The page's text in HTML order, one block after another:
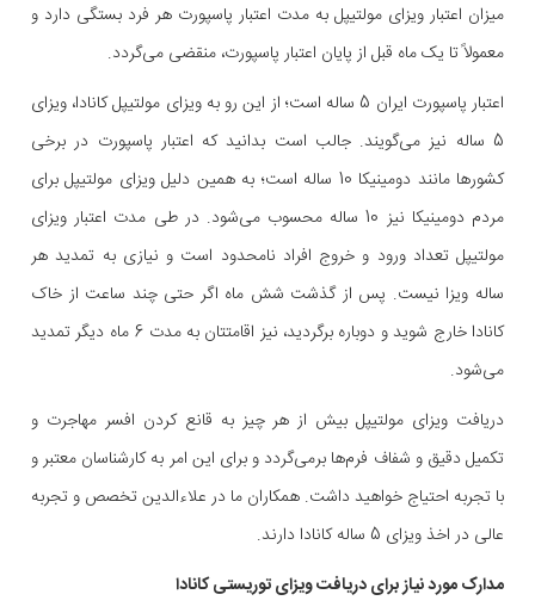
میزان اعتبار ویزای مولتیپل به مدت اعتبار پاسپورت هر فرد بستگی دارد و
معمولاً تا یک ماه قبل از پایان اعتبار پاسپورت، منقضی می‌گردد.
اعتبار پاسپورت ایران 5 ساله است؛ از این رو به ویزای مولتیپل کانادا، ویزای
5 ساله نیز می‌گویند. جالب است بدانید که اعتبار پاسپورت در برخی
کشورها مانند دومینیکا 10 ساله است؛ به همین دلیل ویزای مولتیپل برای
مردم دومینیکا نیز 10 ساله محسوب می‌شود. در طی مدت اعتبار ویزای
مولتیپل تعداد ورود و خروج افراد نامحدود است و نیازی به تمدید هر
ساله ویزا نیست. پس از گذشت شش ماه اگر حتی چند ساعت از خاک
کانادا خارج شوید و دوباره برگردید، نیز اقامتتان به مدت 6 ماه دیگر تمدید
می‌شود.
دریافت ویزای مولتیپل بیش از هر چیز به قانع کردن افسر مهاجرت و
تکمیل دقیق و شفاف فرم‌ها برمی‌گردد و برای این امر به کارشناسان معتبر و
با تجربه احتیاج خواهید داشت. همکاران ما در علاءالدین تخصص و تجربه
عالی در اخذ ویزای 5 ساله کانادا دارند.
مدارک مورد نیاز برای دریافت ویزای توریستی کانادا